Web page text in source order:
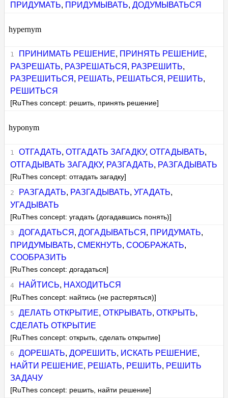
ПРИДУМАТЬ, ПРИДУМЫВАТЬ,ДОДУМЫВАТЬСЯ
hypernym
ПРИНИМАТЬ РЕШЕНИЕ, ПРИНЯТЬ РЕШЕНИЕ,
РАЗРЕШАТЬ, РАЗРЕШАТЬСЯ , РАЗРЕШИТЬ,
РАЗРЕШИТЬСЯ , РЕШАТЬ, РЕШАТЬСЯ , РЕШИТЬ,
РЕШИТЬСЯ
[RuThes concept: решить, принять решение]
hyponym
ОТГАДАТЬ, ОТГАДАТЬ ЗАГАДКУ, ОТГАДЫВАТЬ,
ОТГАДЫВАТЬ ЗАГАДКУ, РАЗГАДАТЬ, РАЗГАДЫВАТЬ
[RuThes concept: отгадать загадку]
РАЗГАДАТЬ, РАЗГАДЫВАТЬ, УГАДАТЬ,
УГАДЫВАТЬ
[RuThes concept: угадать (догадавшись понять)]
ДОГАДАТЬСЯ , ДОГАДЫВАТЬСЯ , ПРИДУМАТЬ,
ПРИДУМЫВАТЬ,СМЕКНУТЬ,СООБРАЖАТЬ,
СООБРАЗИТЬ
[RuThes concept: догадаться]
НАЙТИСЬ, НАХОДИТЬСЯ
[RuThes concept: найтись (не растеряться)]
ДЕЛАТЬ ОТКРЫТИЕ, ОТКРЫВАТЬ, ОТКРЫТЬ,
СДЕЛАТЬ ОТКРЫТИЕ
[RuThes concept: открыть, сделать открытие]
ДОРЕШАТЬ, ДОРЕШИТЬ, ИСКАТЬ РЕШЕНИЕ,
НАЙТИ РЕШЕНИЕ, РЕШАТЬ, РЕШИТЬ, РЕШИТЬ
ЗАДАЧУ
[RuThes concept: решить, найти решение]